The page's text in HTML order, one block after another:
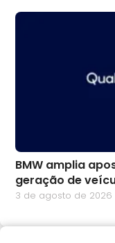
BMW amplia
geração de
3 de agosto de 2026